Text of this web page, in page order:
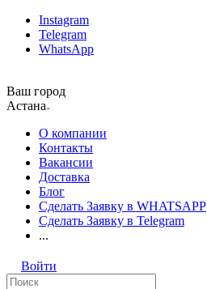
Instagram
Telegram
WhatsApp
Ваш город
Астана
О компании
Контакты
Вакансии
Доставка
Блог
Сделать Заявку в WHATSAPP
Сделать Заявку в Telegram
...
Войти